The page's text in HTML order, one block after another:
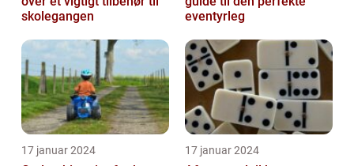
skolegangen
eventyrleg
17 januar 2024 17 januar 2024